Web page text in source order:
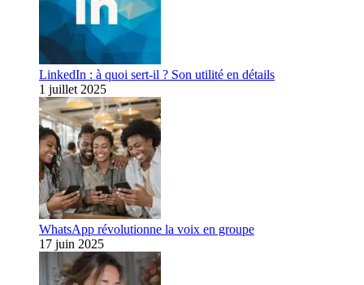
LinkedIn : à quoi sert-il ? Son utilité en détails
1 juillet 2025
WhatsApp révolutionne la voix en groupe
17 juin 2025